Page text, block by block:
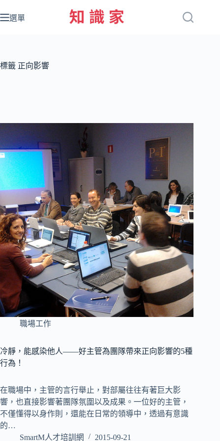
至
容
選單
標籤 正向影響
職場工作
冷靜，能感染他人——好主管為團隊帶來正向影響的5種
行為！
在職場中，主管的言行舉止，對部屬往往有著巨大影
響，也直接影響著團隊氛圍以及成果。一位好的主管，
不僅懂得以身作則，還能在日常的領導中，透過有意識
的…
SmartM人才培訓網
2015-09-21